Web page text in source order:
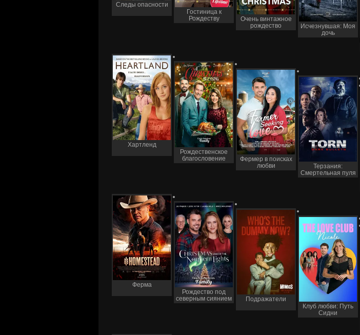
Следы опасности
Гостиница к
Рождеству
Очень винтажное
рождество
Исчезнувшая: Моя
дочь
Хартленд
Рождественское
благословение
Фермер в поисках
любви
Терзания:
Смертельная пуля
Ферма
Рождество под
северным сиянием
Подражатели
Клуб любви: Путь
Сидни